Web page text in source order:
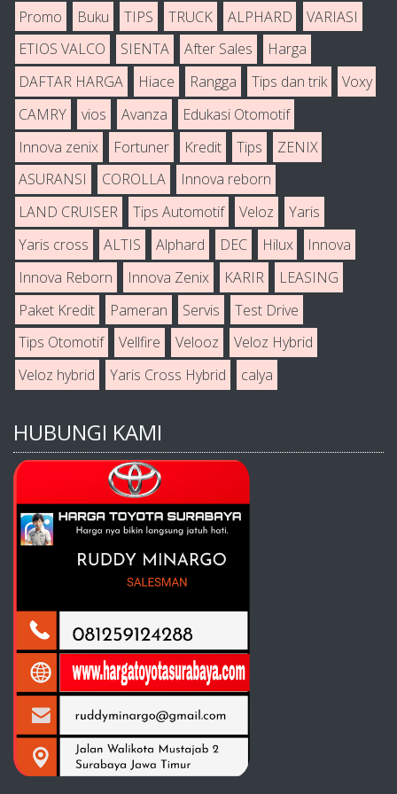
Promo Buku TIPS TRUCK ALPHARD
VARIASI
ETIOS VALCO
SIENTA After Sales
Harga
DAFTAR HARGA
Hiace Rangga Tips dan trik
Voxy
CAMRY
vios Avanza
Edukasi Otomotif
Innova zenix
Fortuner Kredit Tips
ZENIX
ASURANSI
COROLLA
Innova reborn
LAND CRUISER
Tips Automotif Veloz
Yaris
Yaris cross
ALTIS Alphard DEC Hilux
Innova
Innova Reborn
Innova Zenix KARIR
LEASING
Paket Kredit
Pameran Servis
Test Drive
Tips Otomotif
Vellfire Velooz
Veloz Hybrid
Veloz hybrid
Yaris Cross Hybrid calya
HUBUNGI KAMI